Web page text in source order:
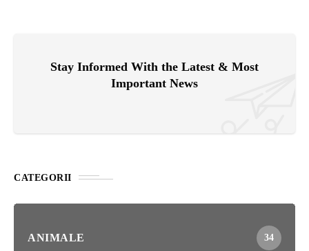
Stay Informed With the Latest & Most
Important News
CATEGORII
ANIMALE 34